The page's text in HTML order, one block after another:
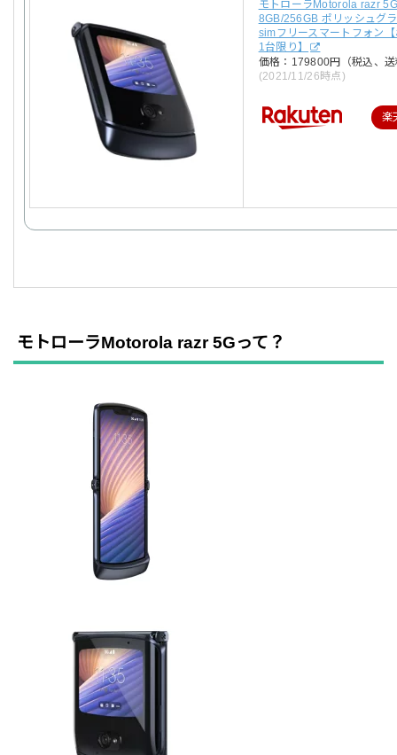
モトローラMotorola razr 5G
8GB/256GB ポリッシュグ
simフリースマートフォン
1台限り】
価格：179800円（税込、
(2021/11/26時点)
楽
モトローラMotorola razr 5Gって？